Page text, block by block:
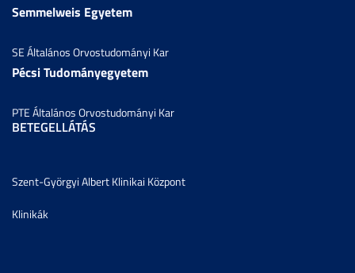
Semmelweis Egyetem
SE Általános Orvostudományi Kar
Pécsi Tudományegyetem
PTE Általános Orvostudományi Kar
BETEGELLÁTÁS
Szent-Györgyi Albert Klinikai Központ
Klinikák